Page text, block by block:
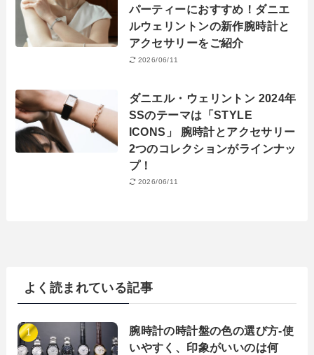
パーティーにおすすめ！ダニエ
ルウェリントンの新作腕時計と
アクセサリーをご紹介
2026/06/11
ダニエル・ウェリントン 2024年
SSのテーマは「STYLE
ICONS」 腕時計とアクセサリー
2つのコレクションがラインナッ
プ！
2026/06/11
よく読まれている記事
腕時計の時計盤の色の選び方-使
いやすく、印象がいいのは何